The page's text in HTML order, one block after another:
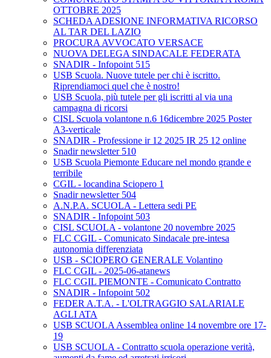
OTTOBRE 2025
SCHEDA ADESIONE INFORMATIVA RICORSO
AL TAR DEL LAZIO
PROCURA AVVOCATO VERSACE
NUOVA DELEGA SINDACALE FEDERATA
SNADIR - Infopoint 515
USB Scuola. Nuove tutele per chi è iscritto.
Riprendiamoci quel che è nostro!
USB Scuola, più tutele per gli iscritti al via una
campagna di ricorsi
CISL Scuola volantone n.6 16dicembre 2025 Poster
A3-verticale
SNADIR - Professione ir 12 2025 IR 25 12 online
Snadir newsletter 510
USB Scuola Piemonte Educare nel mondo grande e
terribile
CGIL - locandina Sciopero 1
Snadir newsletter 504
A.N.P.A. SCUOLA - Lettera sedi PE
SNADIR - Infopoint 503
CISL SCUOLA - volantone 20 novembre 2025
FLC CGIL - Comunicato Sindacale pre-intesa
autonomia differenziata
USB - SCIOPERO GENERALE Volantino
FLC CGIL - 2025-06-atanews
FLC CGIL PIEMONTE - Comunicato Contratto
SNADIR - Infopoint 502
FEDER A.T.A. - L'OLTRAGGIO SALARIALE
AGLI ATA
USB SCUOLA Assemblea online 14 novembre ore 17-
19
USB SCUOLA - Contratto scuola operazione verità,